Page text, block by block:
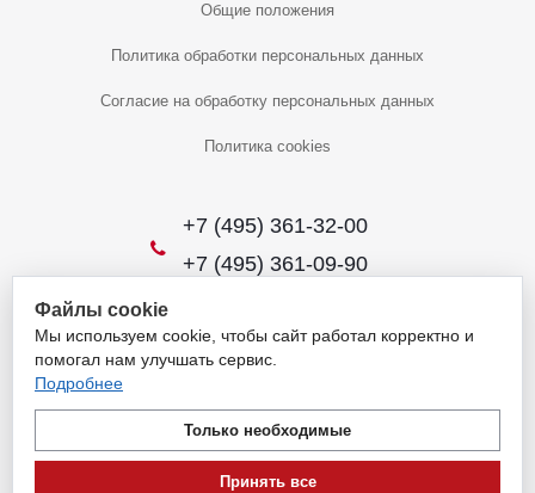
Общие положения
Политика обработки персональных данных
Согласие на обработку персональных данных
Политика cookies
+7 (495) 361-32-00
+7 (495) 361-09-90
2026 © Уникальный интернет-магазин
Обращаем ваше внимание на то, что данный интернет-сайт носит
не является публичной офертой, определяемой положениями
пункта 1 статьи 437 Гражданского кодекса Российской Федерации.
Для получения подробной информации о наличии и стоимости
Файлы cookie
Мы используем cookie, чтобы сайт работал корректно и
помогал нам улучшать сервис.
Подробнее
Только необходимые
Принять все